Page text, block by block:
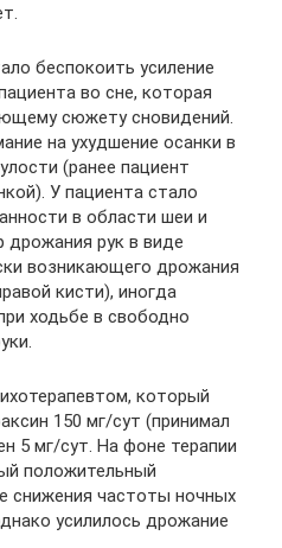
беспокоить усиление
во сне, которая
сюжету сновидений.
на ухудшение осанки в
(ранее пациент
У пациента стало
в области шеи и
дрожания рук в виде
возникающего дрожания
кисти), иногда
ходьбе в свободно
который
150 мг/сут (принимал
5 мг/сут. На фоне терапии
положительный
снижения частоты ночных
усилилось дрожание